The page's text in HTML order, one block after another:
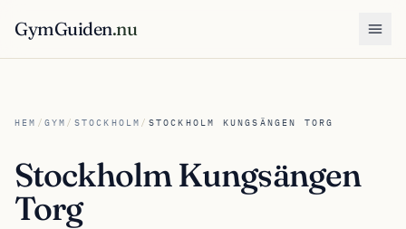
GymGuiden.nu
HEM / GYM / STOCKHOLM / STOCKHOLM KUNGSÄNGEN TORG
Stockholm Kungsängen
Torg